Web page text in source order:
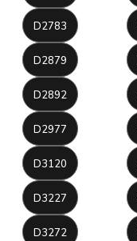
D2783
D2879
D2892
D2977
D3120
D3227
D3272